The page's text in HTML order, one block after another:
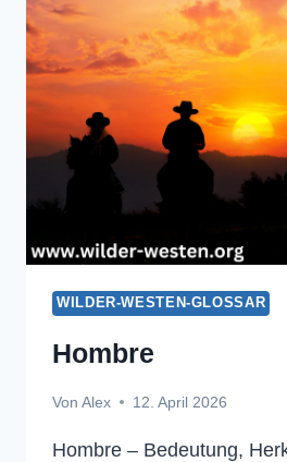
WILDER-WESTEN-GLOSSAR
Hombre
Von Alex 12. April 2026
Hombre – Bedeutung,